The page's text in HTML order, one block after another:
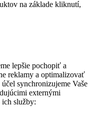
na základe kliknutí,
lepšie pochopiť a
reklamy a optimalizovať
synchronizujeme Vaše
externými
služby: